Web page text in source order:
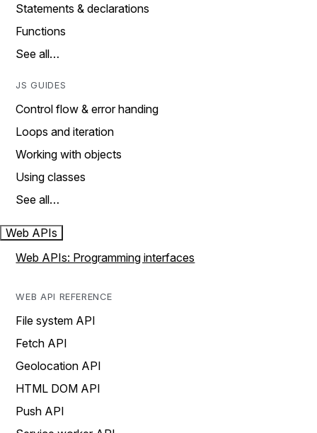
Statements & declarations
Functions
See all…
JS GUIDES
Control flow & error handing
Loops and iteration
Working with objects
Using classes
See all…
Web APIs
Web APIs: Programming interfaces
WEB API REFERENCE
File system API
Fetch API
Geolocation API
HTML DOM API
Push API